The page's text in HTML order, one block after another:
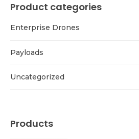
Product categories
Enterprise Drones
Payloads
Uncategorized
Products